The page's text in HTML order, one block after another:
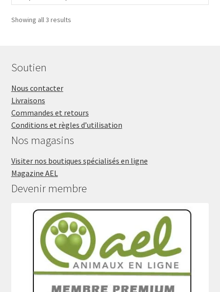
Showing all 3 results
Soutien
Nous contacter
Livraisons
Commandes et retours
Conditions et règles d’utilisation
Nos magasins
Visiter nos boutiques spécialisés en ligne
Magazine AEL
Devenir membre